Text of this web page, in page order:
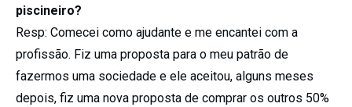
piscineiro?
Resp: Comecei como ajudante e me encantei com a
profissão. Fiz uma proposta para o meu patrão de
fazermos uma sociedade e ele aceitou, alguns meses
depois, fiz uma nova proposta de comprar os outros 50%